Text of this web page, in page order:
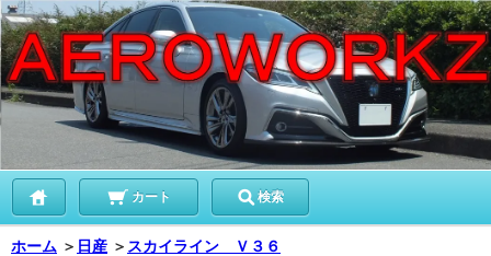
カート 検索
ホーム ＞ 日産 ＞ スカイライン Ｖ３６